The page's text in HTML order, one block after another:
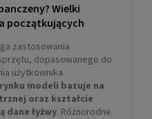
Wielki
początkujących
zastosowania
dopasowanego do
użytkownika.
modeli bazuje na
oraz kształcie
dane łyżwy. Różnorodne